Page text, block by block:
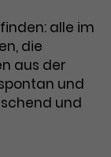
Anzahl
der sie
alle im
die
aus der
und
und